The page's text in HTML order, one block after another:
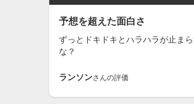
予想を超えた面白さ
ずっとドキドキとハラハラが止ま
な？
ランソンさんの評価